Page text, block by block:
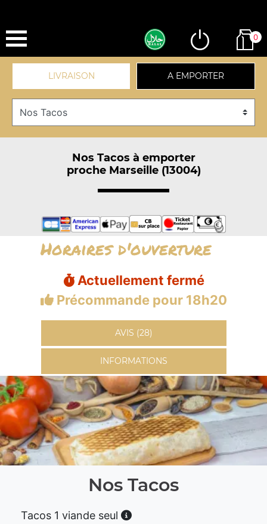
0
LIVRAISON A EMPORTER
Nos Tacos à emporter
proche Marseille (13004)
Horaires d'ouverture
Actuellement fermé
Précommande pour 18h20
AVIS (28)
INFORMATIONS
Nos Tacos
Tacos 1 viande seul